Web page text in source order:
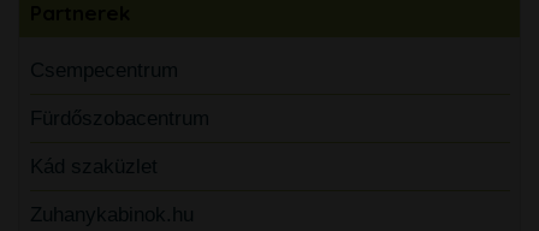
Csempecentrum
Fürdőszobacentrum
Kád szaküzlet
Zuhanykabinok.hu